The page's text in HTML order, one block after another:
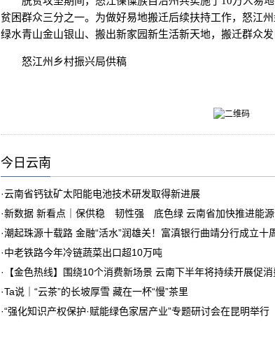
贫困群众三分之一。为做好易地搬迁后续扶持工作，怒江
绿水青山金山银山、搬出新家园新生活新天地，搬迁群众
怒江州乡村振兴局供稿
今日云南
·云南省钙钛矿太阳能电池技术研发取得新进展
·新数据 新看点｜保供稳 韧性强 底色绿 云南省加快推进能源
·潮起珠源十载路 金融“活水”润雄关！富滇银行曲靖分行成立十
·中老铁路今年冷链蔬菜出口超10万吨
·
【金色热线】围绕10个消费新场景 云南下半年将持续开展促
·Ta说｜“云茶”的长坡厚雪 藏在一杯“慢”茶里
·“强化知识产权保护·赋能绿色家居产业”专题研讨会在昆明举行